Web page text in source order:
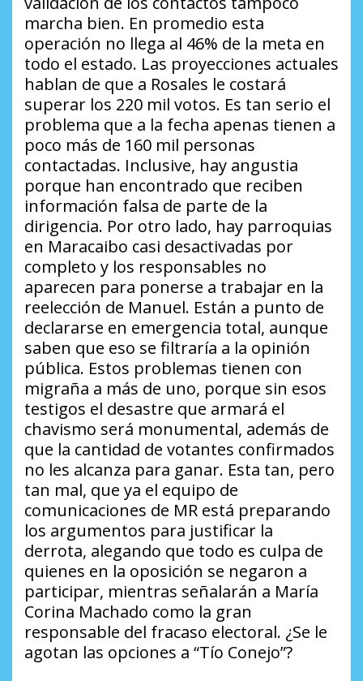
marcha bien. En promedio esta
operación no llega al 46% de la meta en
todo el estado. Las proyecciones actuales
hablan de que a Rosales le costará
superar los 220 mil votos. Es tan serio el
problema que a la fecha apenas tienen a
poco más de 160 mil personas
contactadas. Inclusive, hay angustia
porque han encontrado que reciben
información falsa de parte de la
dirigencia. Por otro lado, hay parroquias
en Maracaibo casi desactivadas por
completo y los responsables no
aparecen para ponerse a trabajar en la
reelección de Manuel. Están a punto de
declararse en emergencia total, aunque
saben que eso se filtraría a la opinión
pública. Estos problemas tienen con
migraña a más de uno, porque sin esos
testigos el desastre que armará el
chavismo será monumental, además de
que la cantidad de votantes confirmados
no les alcanza para ganar. Esta tan, pero
tan mal, que ya el equipo de
comunicaciones de MR está preparando
los argumentos para justificar la
derrota, alegando que todo es culpa de
quienes en la oposición se negaron a
participar, mientras señalarán a María
Corina Machado como la gran
responsable del fracaso electoral. ¿Se le
agotan las opciones a “Tío Conejo”?